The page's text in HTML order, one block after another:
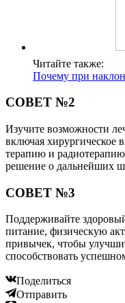
Читайте также:
Почему при
СОВЕТ №2
Изучите возможности
включая хирургическое
терапию и
решение о дальнейших
СОВЕТ №3
Поддерживайте
питание, физическую
привычек, чтобы
способствовать
Поделиться
Отправить